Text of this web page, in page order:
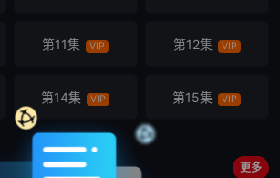
第11集 VIP 第12集 VIP
第14集 VIP 第15集 VIP
第17集 VIP
更多